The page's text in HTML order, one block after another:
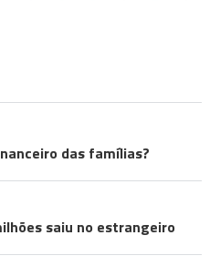
das famílias?
saiu no estrangeiro